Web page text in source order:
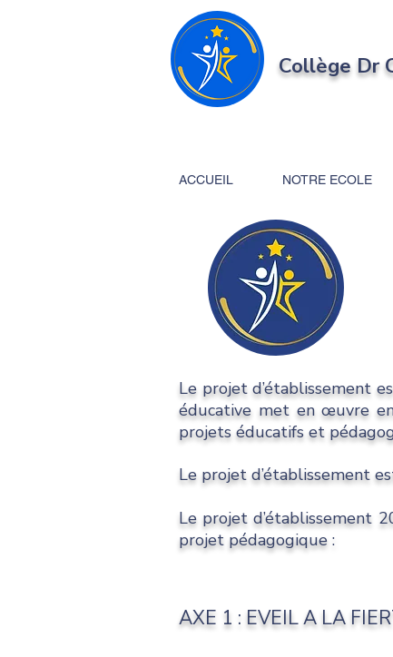
Collège Dr
ACCUEIL NOTRE ECOLE
Le projet d’établissement
éducative met en œuvre
projets éducatifs et
Le projet d’établissement
Le projet d’établissement
projet pédagogique :
AXE 1 : EVEIL A LA